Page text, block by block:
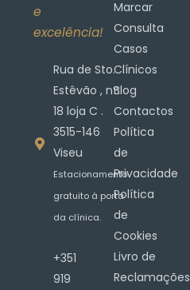
e
excelência!
Rua de Sto.
Estêvão , nº.
18 loja C .
3515-146
Viseu
Estacionamento
gratuito à porta
da clínica.
+351
919
Marcar
Consulta
Casos
Clínicos
Blog
Contactos
Política
de
Privacidade
Política
de
Cookies
Livro de
Reclamações